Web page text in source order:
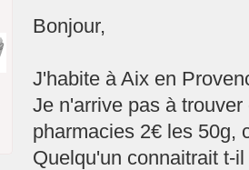
Bonjour,
J'habite à Aix en
Je n'arrive pas à
pharmacies 2€ les 50g,
Quelqu'un connaitrait t-